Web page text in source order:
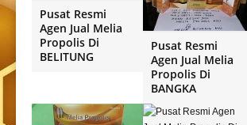
Pusat Resmi
Agen Jual Melia
Propolis Di
BELITUNG
Pusat Resmi
Agen Jual Melia
Propolis Di
BANGKA